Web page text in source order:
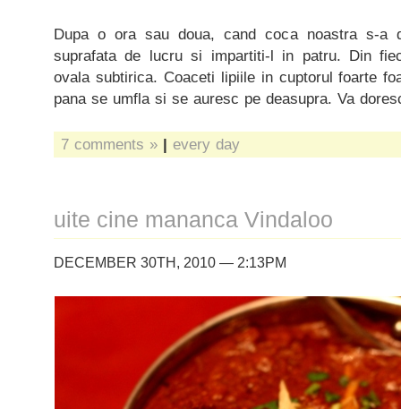
Dupa o ora sau doua, cand coca noastra s-a
suprafata de lucru si impartiti-l in patru. Din
ovala subtirica. Coaceti lipiile in cuptorul foarte
pana se umfla si se auresc pe deasupra. Va
7 comments » | every day
uite cine mananca Vindaloo
DECEMBER 30TH, 2010 — 2:13PM